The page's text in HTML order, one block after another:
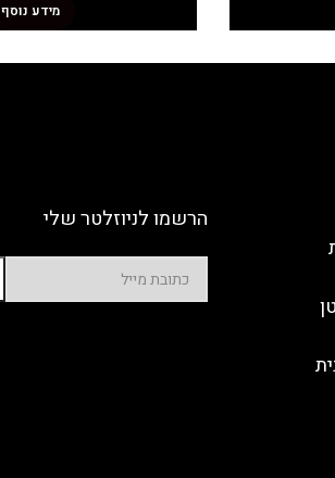
מידע נוסף
הרשמו לניוזלטר שלי